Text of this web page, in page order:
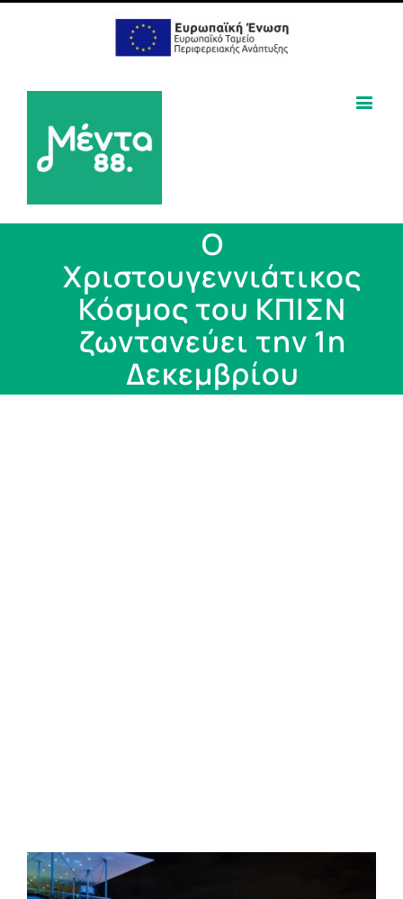
Ο
Χριστουγεννιάτικος
Κόσμος του ΚΠΙΣΝ
ζωντανεύει την 1η
Δεκεμβρίου
View
Larger